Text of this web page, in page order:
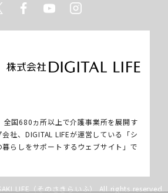
TwitterFacebookYoutube
全国680ヵ所以上で介護事業所を展開す
社、DIGITAL LIFEが運営している「シ
らしをサポートするウェブサイト」で
LIFE（そのさきらいふ） All rights reserved.